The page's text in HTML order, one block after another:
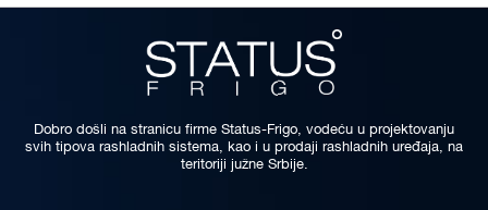
Dobro došli na stranicu firme Status-Frigo, vodeću u projektovanju
svih tipova rashladnih sistema, kao i u prodaji rashladnih uređaja, na
teritoriji južne Srbije.